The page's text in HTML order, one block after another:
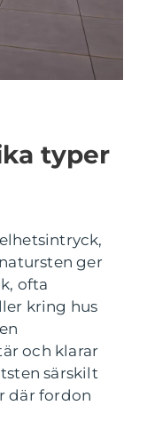
typer
ger
ofta
kring hus
och klarar
särskilt
där fordon